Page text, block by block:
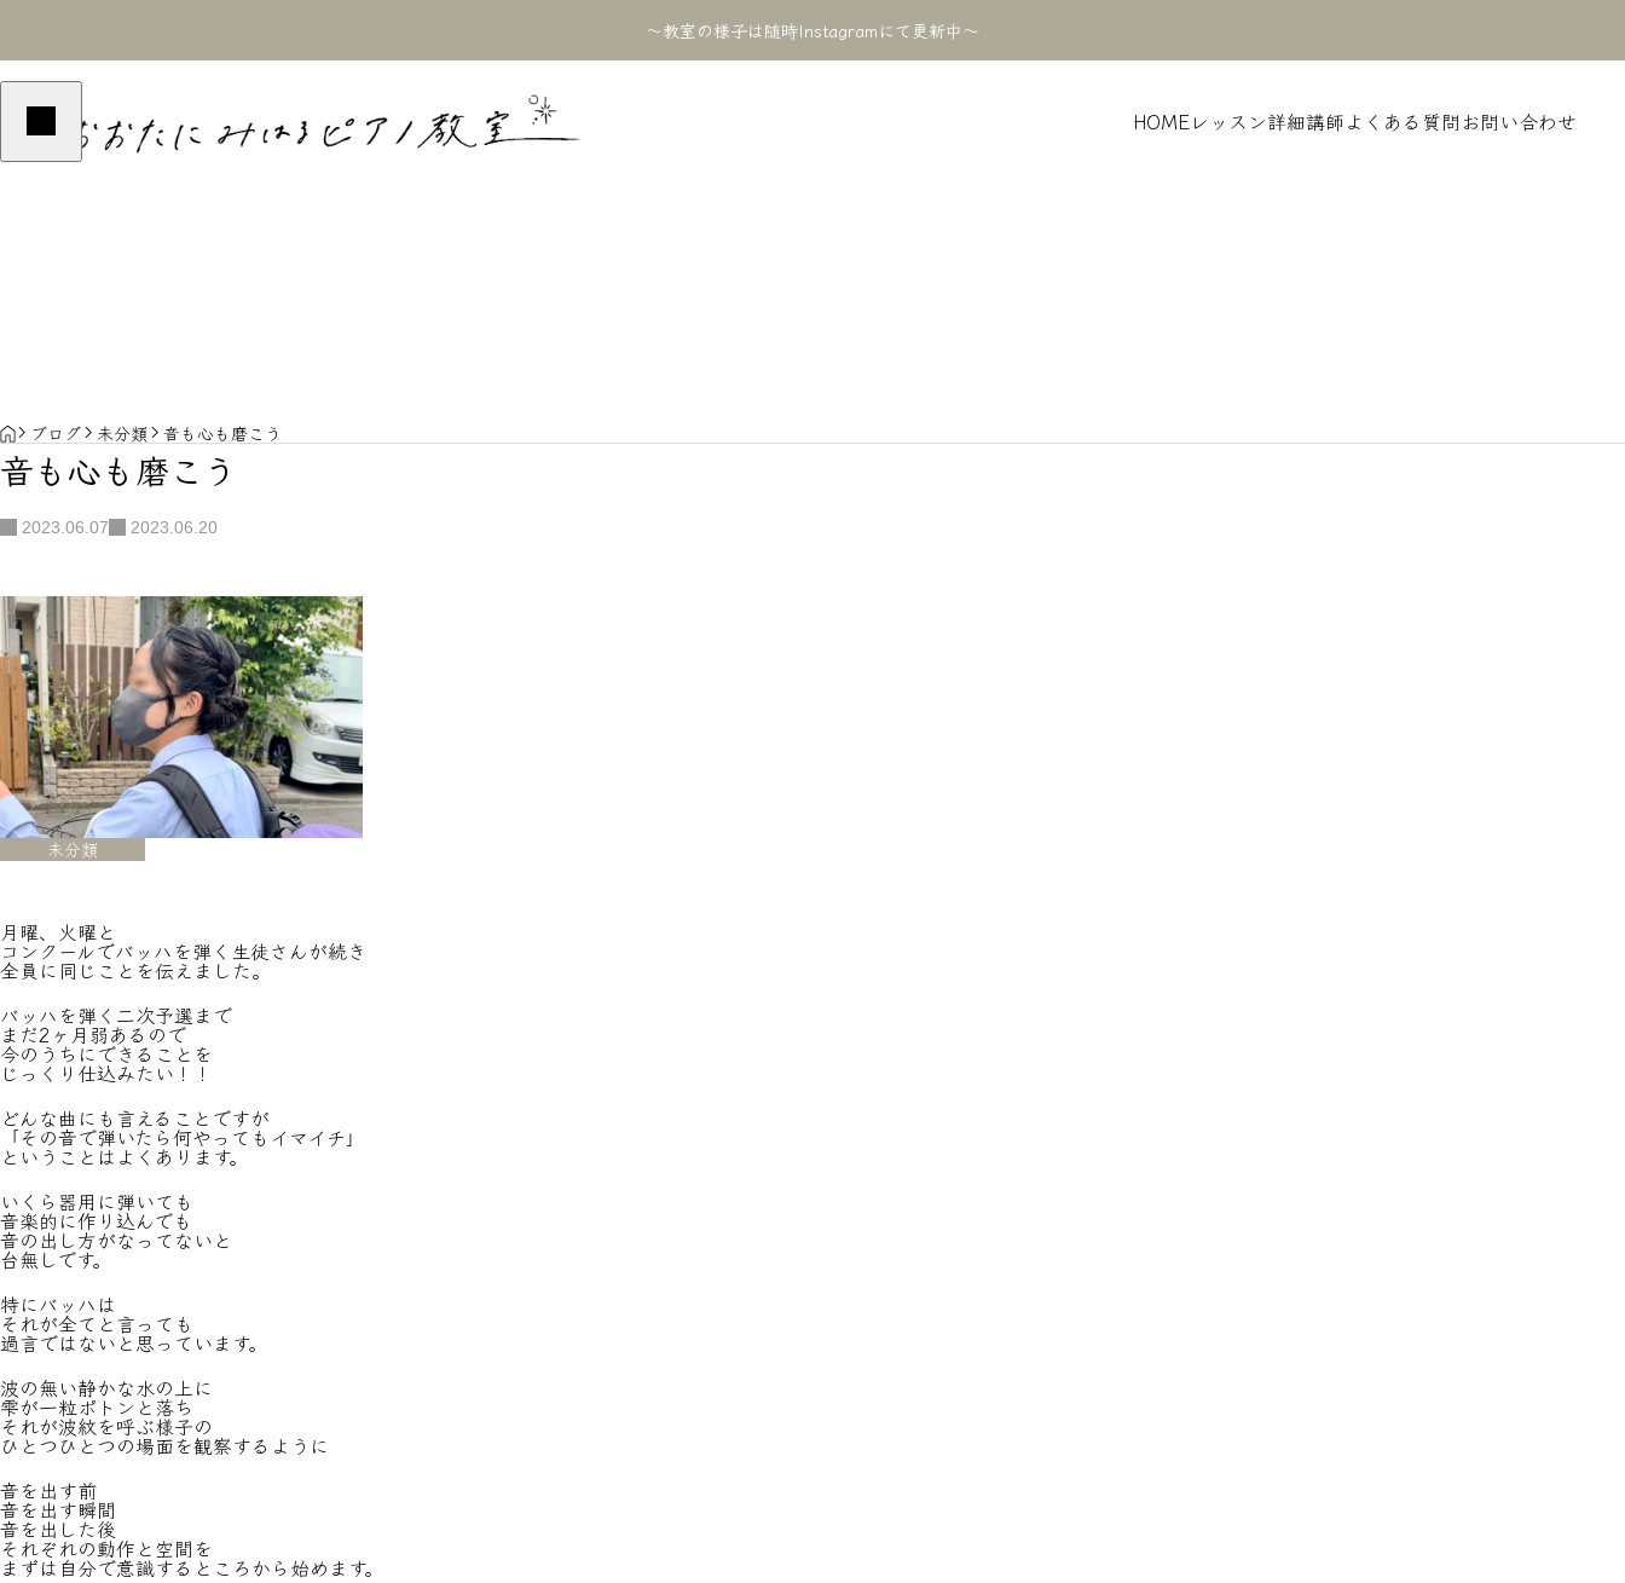
〜教室の様子は随時Instagramにて更新中〜
HOMEレッスン詳細講師よくある質問 お問い合わせ
HOME
ブログ 未分類 音も心も磨こう
音も心も磨こう
2023.06.07 2023.06.20
未分類
月曜、火曜と
コンクールでバッハを弾く生徒さんが続き
全員に同じことを伝えました。
バッハを弾く二次予選まで
まだ2ヶ月弱あるので
今のうちにできることを
じっくり仕込みたい！！
どんな曲にも言えることですが
「その音で弾いたら何やってもイマイチ」
ということはよくあります。
いくら器用に弾いても
音楽的に作り込んでも
音の出し方がなってないと
台無しです。
特にバッハは
それが全てと言っても
過言ではないと思っています。
波の無い静かな水の上に
雫が一粒ポトンと落ち
それが波紋を呼ぶ様子の
ひとつひとつの場面を観察するように
音を出す前
音を出す瞬間
音を出した後
それぞれの動作と空間を
まずは自分で意識するところから始めます。